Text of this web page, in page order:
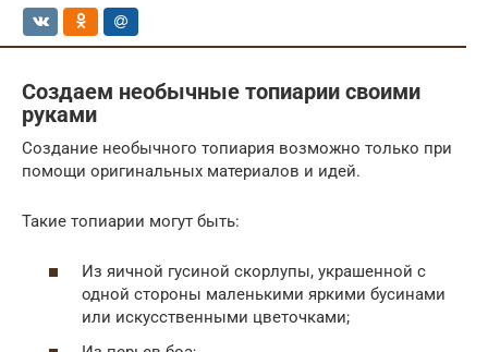
Создаем необычные топиарии своими
руками
Создание необычного топиария возможно только при
помощи оригинальных материалов и идей.
Такие топиарии могут быть:
Из яичной гусиной скорлупы, украшенной с
одной стороны маленькими яркими бусинами
или искусственными цветочками;